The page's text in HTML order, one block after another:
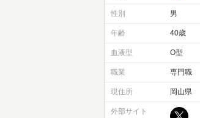
性別 男
年齢 40歳
血液型 O型
職業 専門職
現住所 岡山県
外部サイト